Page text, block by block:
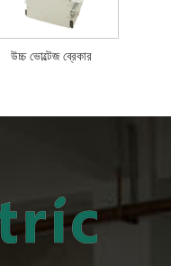
উচ্চ ভোল্টেজ ব্রেকার